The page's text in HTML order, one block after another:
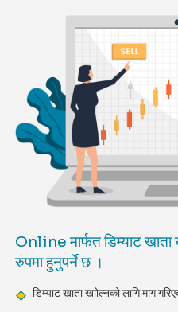
Online मार्फत डिम्याट खाता
रुपमा हुनुपर्ने छ ।
डिम्याट खाता खाोल्नको लागि माग